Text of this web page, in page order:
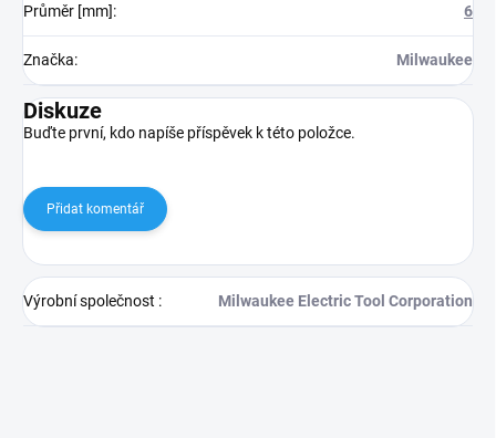
Průměr [mm]: 6
Značka: Milwaukee
Diskuze
Buďte první, kdo napíše příspěvek k této položce.
Přidat komentář
Výrobní společnost : Milwaukee Electric Tool Corporation